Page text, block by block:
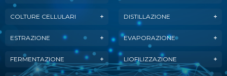
COLTURE CELLULARI DISTILLAZIONE
ESTRAZIONE EVAPORAZIONE
FERMENTAZIONE LIOFILIZZAZIONE